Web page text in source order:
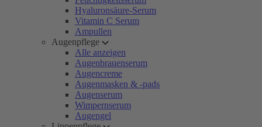
Hyaluronsäure-Serum
Vitamin C Serum
Ampullen
Augenpflege
Alle anzeigen
Augenbrauenserum
Augencreme
Augenmasken & -pads
Augenserum
Wimpernserum
Augengel